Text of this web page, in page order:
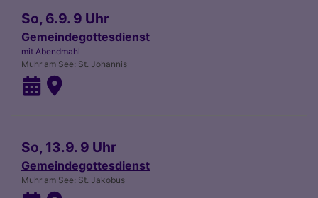
So, 6.9. 9 Uhr
Gemeindegottesdienst
mit Abendmahl
Muhr am See St. Johannis
So, 13.9. 9 Uhr
Gemeindegottesdienst
Muhr am See St. Jakobus